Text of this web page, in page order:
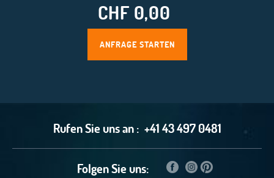
CHF 0,00
ANFRAGE STARTEN
Rufen Sie uns an : +41 43 497 0481
Folgen Sie uns: